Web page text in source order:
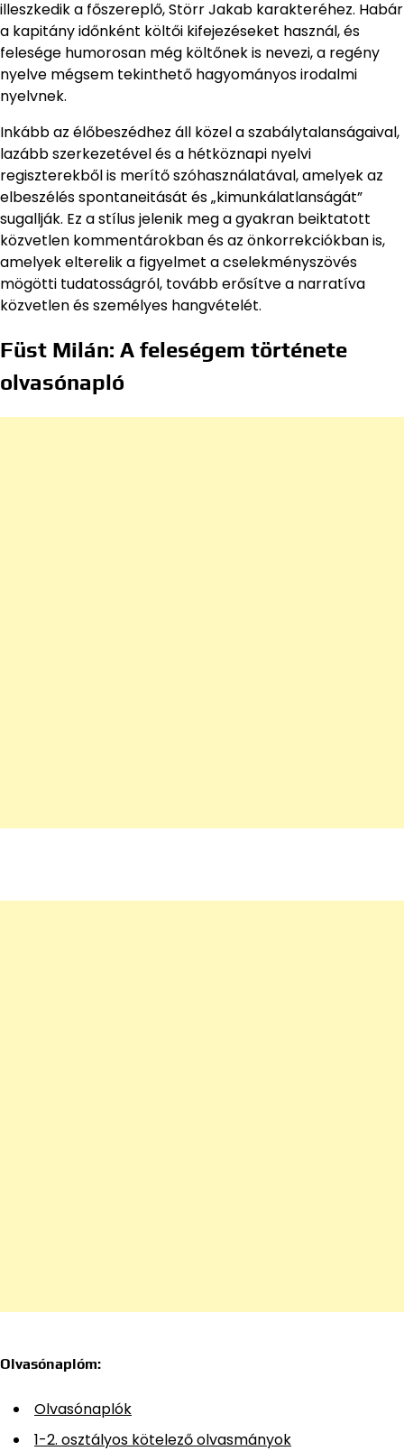
illeszkedik a főszereplő, Störr Jakab karakteréhez. Habár
a kapitány időnként költői kifejezéseket használ, és
felesége humorosan még költőnek is nevezi, a regény
nyelve mégsem tekinthető hagyományos irodalmi
nyelvnek.
Inkább az élőbeszédhez áll közel a szabálytalanságaival,
lazább szerkezetével és a hétköznapi nyelvi
regiszterekből is merítő szóhasználatával, amelyek az
elbeszélés spontaneitását és „kimunkálatlanságát”
sugallják. Ez a stílus jelenik meg a gyakran beiktatott
közvetlen kommentárokban és az önkorrekciókban is,
amelyek elterelik a figyelmet a cselekményszövés
mögötti tudatosságról, tovább erősítve a narratíva
közvetlen és személyes hangvételét.
Füst Milán: A feleségem története
olvasónapló
Olvasónaplóm:
Olvasónaplók
1-2. osztályos kötelező olvasmányok